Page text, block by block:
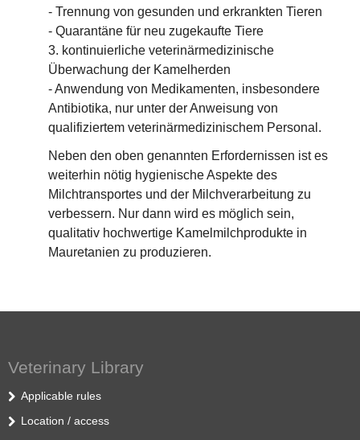
- Trennung von gesunden und erkrankten Tieren
- Quarantäne für neu zugekaufte Tiere
3. kontinuierliche veterinärmedizinische
Überwachung der Kamelherden
- Anwendung von Medikamenten, insbesondere
Antibiotika, nur unter der Anweisung von
qualifiziertem veterinärmedizinischem Personal.
Neben den oben genannten Erfordernissen ist es
weiterhin nötig hygienische Aspekte des
Milchtransportes und der Milchverarbeitung zu
verbessern. Nur dann wird es möglich sein,
qualitativ hochwertige Kamelmilchprodukte in
Mauretanien zu produzieren.
Veterinary Library
Applicable rules
Location / access